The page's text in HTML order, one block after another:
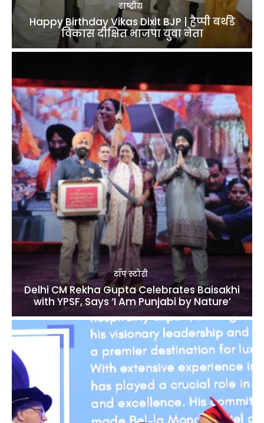
राष्ट्रीय
Happy Birthday Vikas Dixit BJP | हैप्पी बर्थडे
विकास दीक्षित भाजपा युवा नेता
टॉप स्टोरी
Delhi CM Rekha Gupta Celebrates Baisakhi
with YPSF, Says ‘I Am Punjabi by Nature’